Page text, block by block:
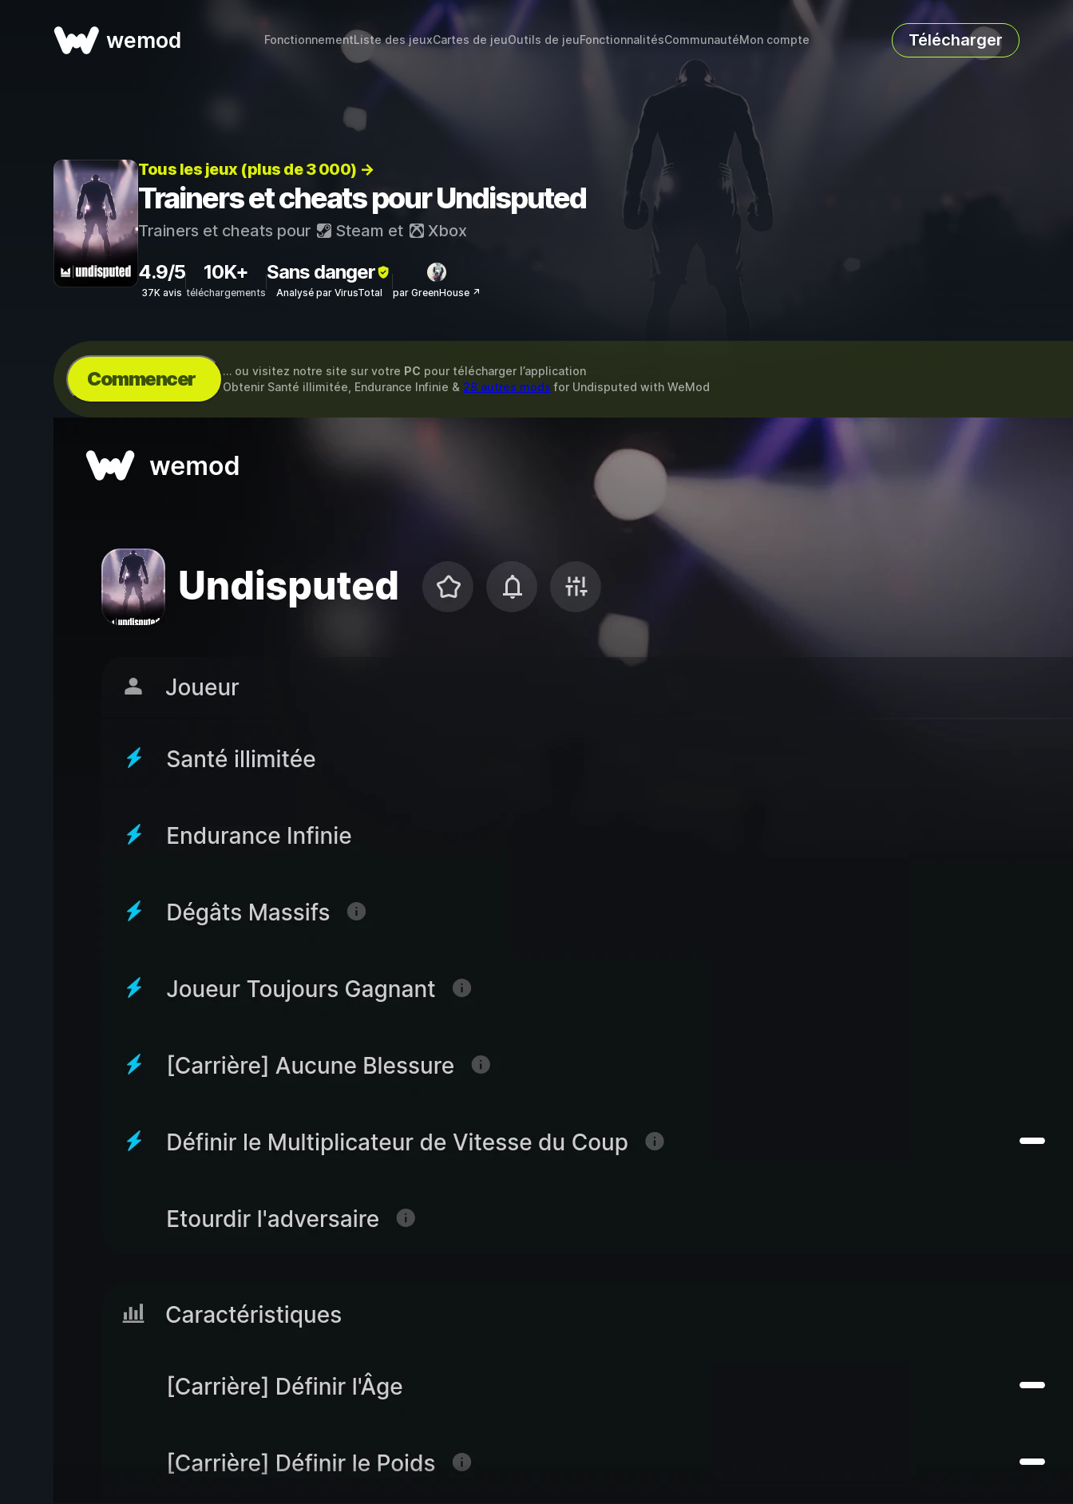
wemod FonctionnementListe des jeuxCartes de jeuOutils de jeuFonctionnalitésCommunautéMon compte Télécharger
Tous les jeux (plus de 3 000) →
Trainers et cheats pour Undisputed
Trainers et cheats pour Steam et Xbox
4.9/5
37K avis
10K+
téléchargements
Sans danger
Analysé par VirusTotal par GreenHouse ↗
Commencer … ou visitez notre site sur votre PC pour télécharger l’application
Obtenir Santé illimitée, Endurance Infinie & 28 autres mods for Undisputed with WeMod